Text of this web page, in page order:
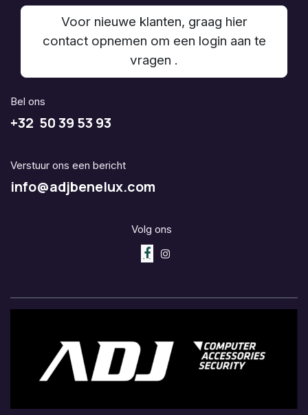
Voor nieuwe klanten, graag hier
contact opnemen om een login aan te
vragen .
Bel ons
+32 50 39 53 93
Verstuur ons een bericht
info@adjbenelux.com
Volg ons